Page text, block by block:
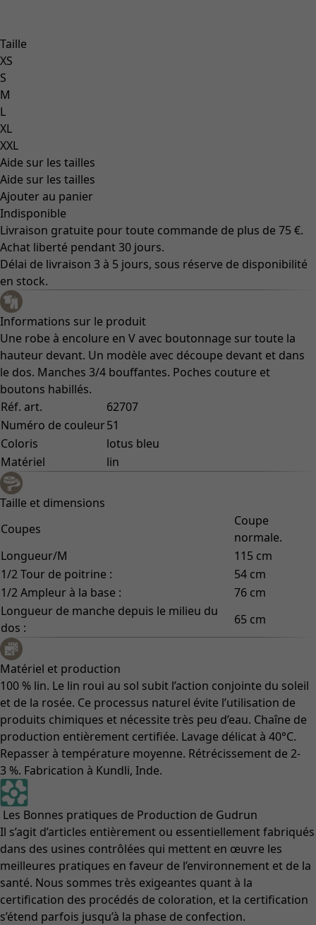
Taille
XS
S
M
L
XL
XXL
Aide sur les tailles
Aide sur les tailles
Ajouter au panier
Indisponible
Livraison gratuite pour toute commande de plus de 75 €.
Achat liberté pendant 30 jours.
Délai de livraison 3 à 5 jours, sous réserve de disponibilité
en stock.
Informations sur le produit
Une robe à encolure en V avec boutonnage sur toute la
hauteur devant. Un modèle avec découpe devant et dans
le dos. Manches 3/4 bouffantes. Poches couture et
boutons habillés.
Réf. art.
62707
Numéro de couleur51
Coloris
lotus bleu
Matériel
lin
Taille et dimensions
Coupes
Coupe
normale.
Longueur/M
115 cm
1/2 Tour de poitrine :
54 cm
1/2 Ampleur à la base :
76 cm
Longueur de manche depuis le milieu du
dos :
65 cm
Matériel et production
100 % lin. Le lin roui au sol subit l’action conjointe du soleil
et de la rosée. Ce processus naturel évite l’utilisation de
produits chimiques et nécessite très peu d’eau. Chaîne de
production entièrement certifiée. Lavage délicat à 40°C.
Repasser à température moyenne. Rétrécissement de 2-
3 %. Fabrication à Kundli, Inde.
Les Bonnes pratiques de Production de Gudrun
Il s’agit d’articles entièrement ou essentiellement fabriqués
dans des usines contrôlées qui mettent en œuvre les
meilleures pratiques en faveur de l’environnement et de la
santé. Nous sommes très exigeantes quant à la
certification des procédés de coloration, et la certification
s’étend parfois jusqu’à la phase de confection.